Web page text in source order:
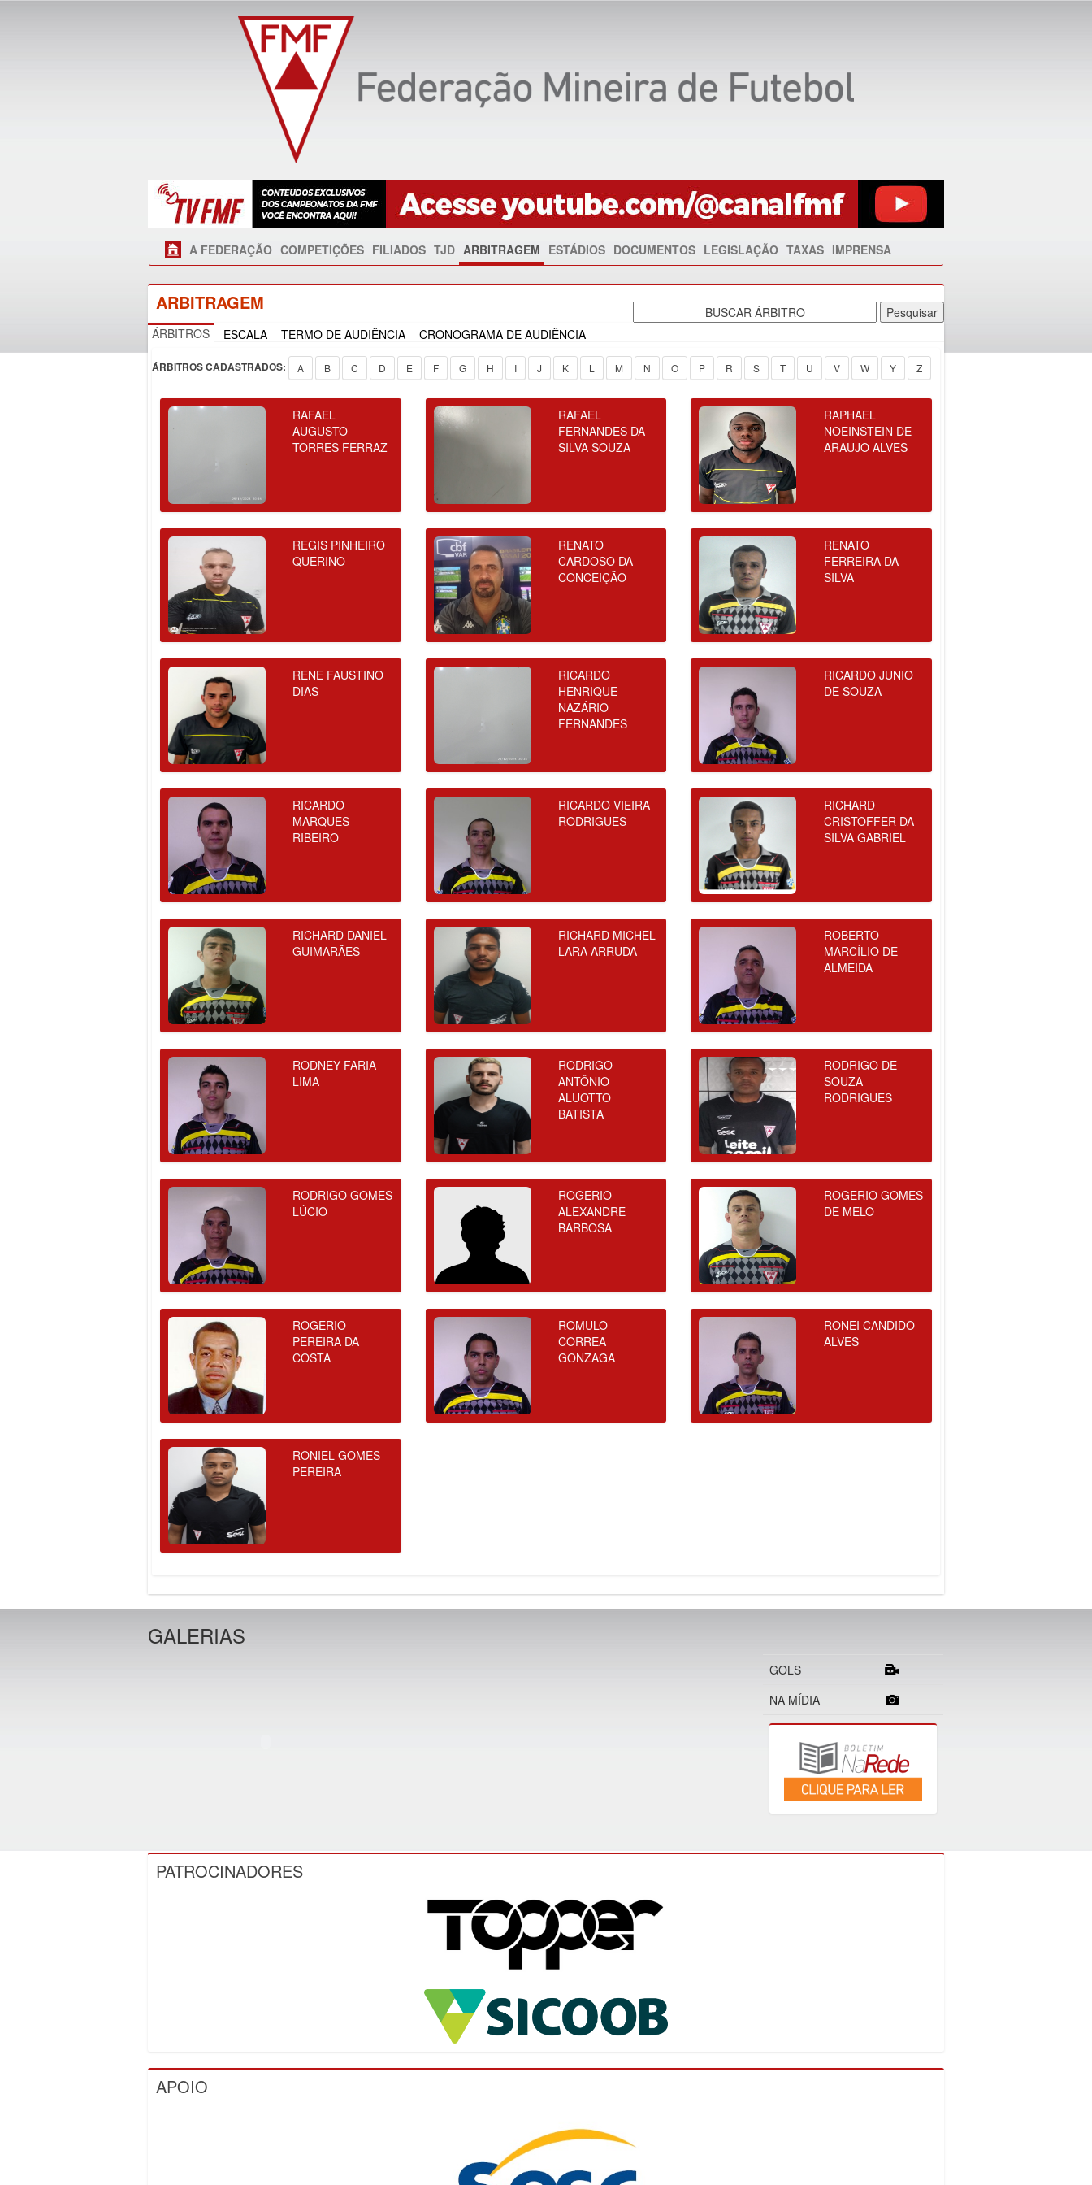
A FEDERAÇÃO COMPETIÇÕES FILIADOS TJD ARBITRAGEM ESTÁDIOS DOCUMENTOS LEGISLAÇÃO TAXAS IMPRENSA
ARBITRAGEM
ÁRBITROS ESCALA TERMO DE AUDIÊNCIA CRONOGRAMA DE AUDIÊNCIA
ÁRBITROS CADASTRADOS: A B C D E F G H I J K L M N O P R S T U V W Y Z
RAFAEL
AUGUSTO
TORRES FERRAZ
RAFAEL
FERNANDES DA
SILVA SOUZA
RAPHAEL
NOEINSTEIN DE
ARAUJO ALVES
REGIS PINHEIRO
QUERINO
RENATO
CARDOSO DA
CONCEIÇÃO
RENATO
FERREIRA DA
SILVA
RENE FAUSTINO
DIAS
RICARDO
HENRIQUE
NAZÁRIO
FERNANDES
RICARDO JUNIO
DE SOUZA
RICARDO
MARQUES
RIBEIRO
RICARDO VIEIRA
RODRIGUES
RICHARD
CRISTOFFER DA
SILVA GABRIEL
RICHARD DANIEL
GUIMARÃES
RICHARD MICHEL
LARA ARRUDA
ROBERTO
MARCÍLIO DE
ALMEIDA
RODNEY FARIA
LIMA
RODRIGO
ANTÔNIO
ALUOTTO
BATISTA
RODRIGO DE
SOUZA
RODRIGUES
RODRIGO GOMES
LÚCIO
ROGERIO
ALEXANDRE
BARBOSA
ROGERIO GOMES
DE MELO
ROGERIO
PEREIRA DA
COSTA
ROMULO
CORREA
GONZAGA
RONEI CANDIDO
ALVES
RONIEL GOMES
PEREIRA
GALERIAS
GOLS
NA MÍDIA
PATROCINADORES
APOIO